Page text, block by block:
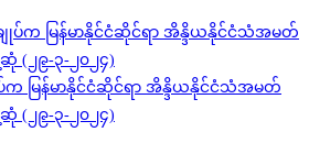
က မြန်မာနိုင်ငံဆိုင်ရာ အိန္ဒိယနိုင်ငံသံအမတ်
(၂၉-၃-၂၀၂၄)